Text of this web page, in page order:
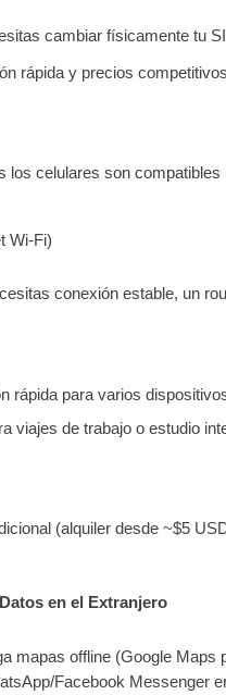
cambiar físicamente tu
rápida y precios
los celulares son
Wi-Fi)
conexión estable, un
rápida para varios
viajes de trabajo o estudio
(alquiler desde ~$5
en el Extranjero
mapas offline (Google Maps
Facebook Messenger